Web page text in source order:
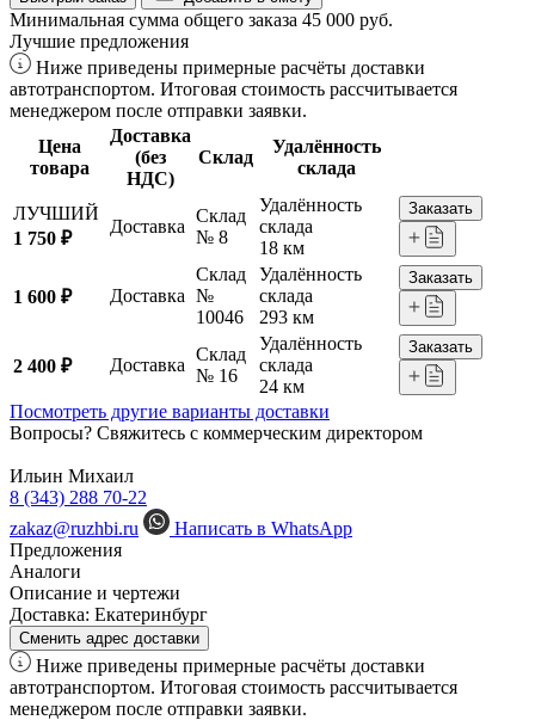
Минимальная сумма общего заказа 45 000 руб.
Лучшие предложения
Ниже приведены примерные расчёты доставки
автотранспортом. Итоговая стоимость рассчитывается
менеджером после отправки заявки.
Цена
товара
Доставка
(без
НДС)
Склад
Удалённость
склада
ЛУЧШИЙ
1 750 ₽
Доставка
Склад
№ 8
Удалённость
склада
18 км
Заказать
1 600 ₽ Доставка
Склад
№
10046
Удалённость
склада
293 км
Заказать
2 400 ₽ Доставка
Склад
№ 16
Удалённость
склада
24 км
Заказать
Посмотреть другие варианты доставки
Вопросы? Свяжитесь с коммерческим директором
Ильин Михаил
8 (343) 288 70-22
zakaz@ruzhbi.ru
Написать в WhatsApp
Предложения
Аналоги
Описание и чертежи
Доставка: Екатеринбург
Сменить адрес доставки
Ниже приведены примерные расчёты доставки
автотранспортом. Итоговая стоимость рассчитывается
менеджером после отправки заявки.